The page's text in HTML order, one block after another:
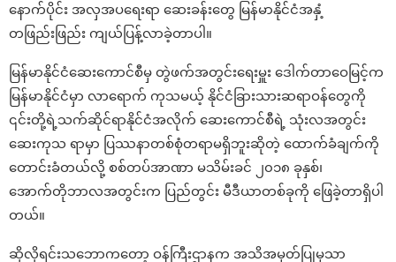
နောက်ပိုင်း အလှအပရေးရာ ဆေးခန်းတွေ မြန်မာနိုင်ငံအနှံ့
တဖြည်းဖြည်း ကျယ်ပြန့်လာခဲ့တာပါ။
မြန်မာနိုင်ငံဆေးကောင်စီမှ တွဲဖက်အတွင်းရေးမှူး ဒေါက်တာဝေမြင့်က
မြန်မာနိုင်ငံမှာ လာရောက် ကုသမယ့် နိုင်ငံခြားသားဆရာဝန်တွေကို
၎င်းတို့ရဲ့သက်ဆိုင်ရာနိုင်ငံအလိုက် ဆေးကောင်စီရဲ့ သုံးလအတွင်း
ဆေးကုသ ရာမှာ ပြဿနာတစ်စုံတရာမရှိဘူးဆိုတဲ့ ထောက်ခံချက်ကို
တောင်းခံတယ်လို့ စစ်တပ်အာဏာ မသိမ်းခင် ၂၀၁၈ ခုနှစ်၊
အောက်တိုဘာလအတွင်းက ပြည်တွင်း မီဒီယာတစ်ခုကို ဖြေခဲ့တာရှိပါ
တယ်။
ဆိုလိုရင်းသဘောကတော့ ဝန်ကြီးဌာနက အသိအမှတ်ပြုမှသာ